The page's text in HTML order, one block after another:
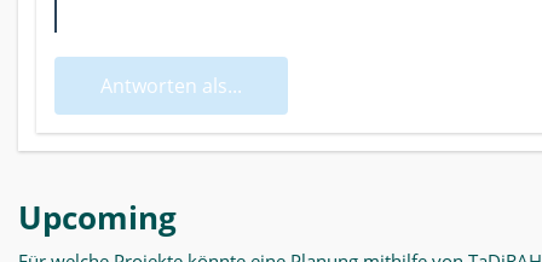
Antworten als...
Upcoming